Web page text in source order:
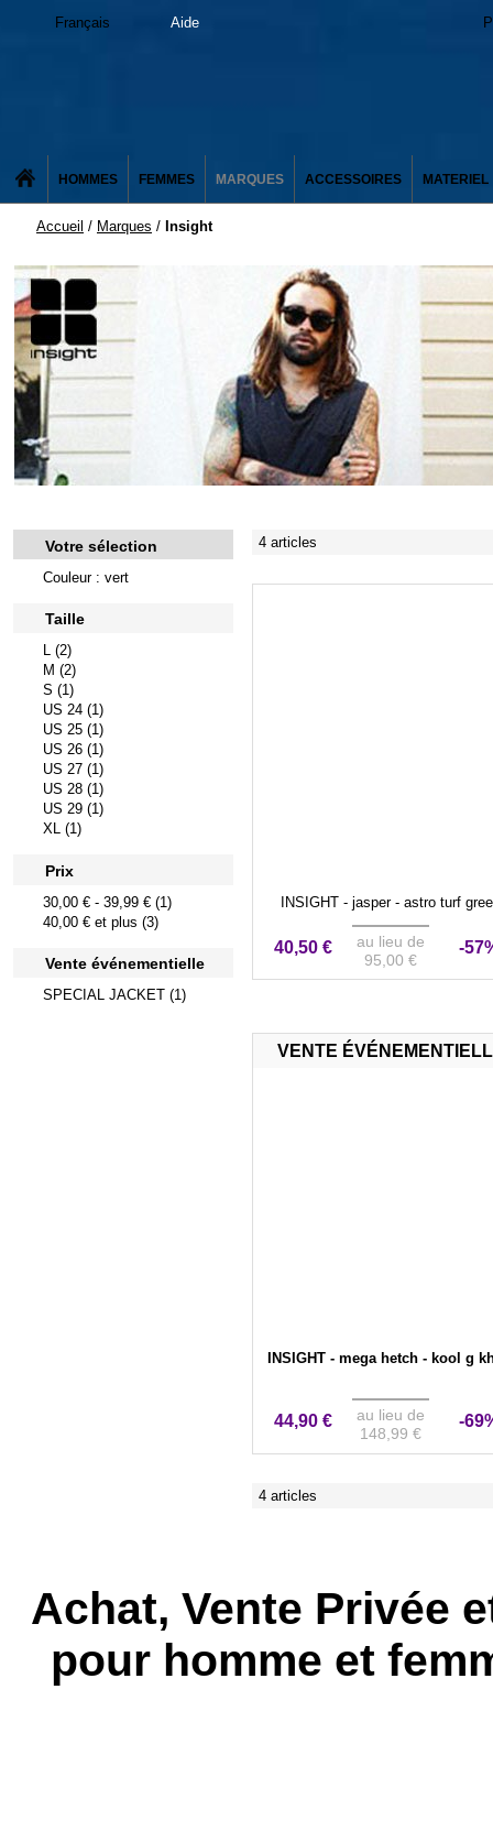
Français Aide
HOMMES FEMMES MARQUES ACCESSOIRES MATERIEL
Accueil / Marques / Insight
Votre sélection
Couleur : vert
Taille
L (2)
M (2)
S (1)
US 24 (1)
US 25 (1)
US 26 (1)
US 27 (1)
US 28 (1)
US 29 (1)
XL (1)
Prix
30,00 € -39,99 € (1)
40,00 € et plus (3)
Vente événementielle
SPECIAL JACKET (1)
4 articles
INSIGHT - jasper - astro turf
40,50 €
au lieu de
95,00 €
-
VENTE
INSIGHT - mega hetch - kool g
44,90 €
au lieu de
148,99 €
-
4 articles
Achat, Vente Privée
pour homme et